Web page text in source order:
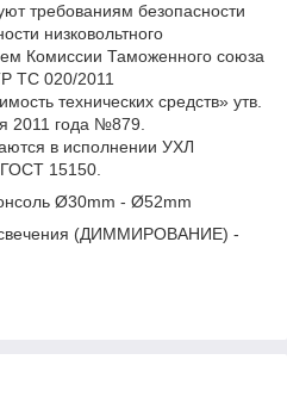
требованиям безопасности
низковольтного
Комиссии Таможенного союза
ТС 020/2011
технических средств» утв.
2011 года №879.
в исполнении УХЛ
15150.
Ø30mm - Ø52mm
свечения (ДИММИРОВАНИЕ) -